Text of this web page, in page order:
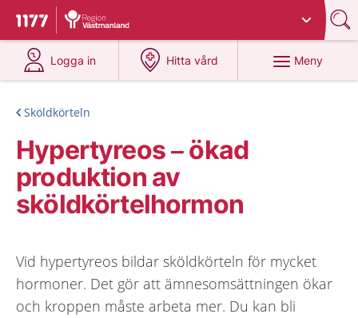
Till startsidan för 1177
Du har valt region
Logga in
på 1177.se
Hitta vård
på 1177.se
Meny
Sköldkörteln
Hypertyreos – ökad
produktion av
sköldkörtelhormon
Vid hypertyreos bildar sköldkörteln för mycket
hormoner. Det gör att ämnesomsättningen ökar
och kroppen måste arbeta mer. Du kan bli